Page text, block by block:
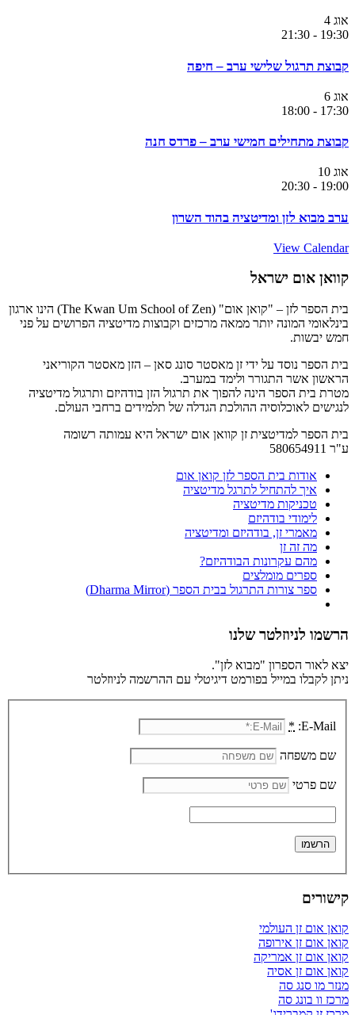
אוג 4
19:30
-
21:30
קבוצת תרגול שלישי ערב – חיפה
אוג 6
17:30
-
18:00
קבוצת מתחילים חמישי ערב – פרדס חנה
אוג 10
19:00
-
20:30
ערב מבוא לזן ומדיטציה בהוד השרון
View Calendar
קוואן אום ישראל
בית הספר לזן – "קואן אום" (The Kwan Um School of Zen) הינו ארגון
בינלאומי המונה יותר ממאה מרכזים וקבוצות מדיטציה הפרושים על פני
חמש יבשות.
בית הספר נוסד על ידי זן מאסטר סונג סאן – הזן מאסטר הקוריאני
הראשון אשר התגורר ולימד במערב.
מטרת בית הספר הינה להפוך את תרגול הזן בודהיזם ותרגול מדיטציה
לנגישים לאוכלוסיה ההולכת הגדלה של תלמידים ברחבי העולם.
בית הספר למדיטצית זן קוואן אום ישראל היא עמותה רשומה
ע"ר 580654911
אודות בית הספר לזן קואן אום
איך להתחיל לתרגל מדיטציה
טכניקות מדיטציה
לימודי בודהיזם
מאמרי זן, בודהיזם ומדיטציה
מה זה זן
מהם עקרונות הבודהיזם?
ספרים מומלצים
ספר צורות התרגול בבית הספר (Dharma Mirror)
הרשמו לניוזלטר שלנו
יצא לאור הספרון "מבוא לזן".
ניתן לקבלו במייל בפורמט דיגיטלי עם ההרשמה לניוזלטר
E-Mail:
*
שם משפחה
שם פרטי
קישורים
קואן אום זן העולמי
קואן אום זן אירופה
קואן אום זן אמריקה
קואן אום זן אסיה
מנזר מו סנג סה
מרכז וו בונג סה